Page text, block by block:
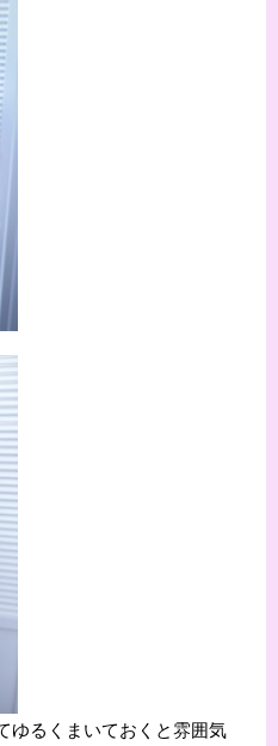
ゆるくまいておくと雰囲気